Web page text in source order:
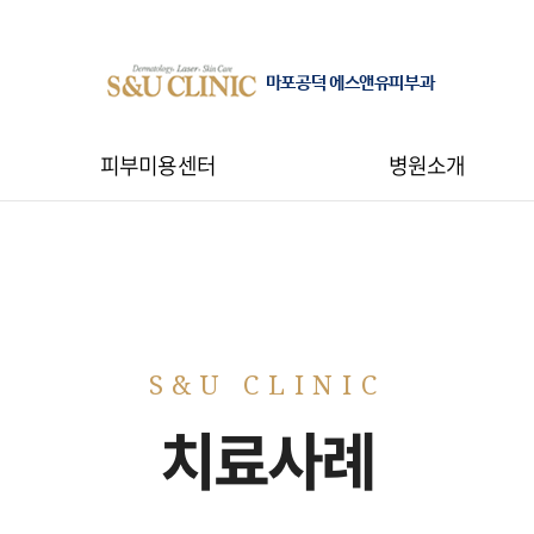
마포공덕 에스앤유피부과
피부미용센터 병원소개
치료사례